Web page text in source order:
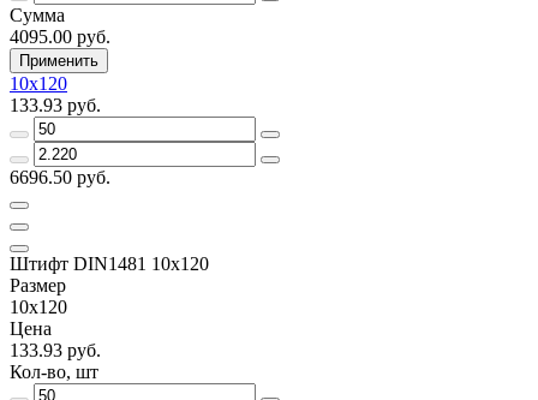
Сумма
4095.00 руб.
Применить
10х120
133.93 руб.
6696.50 руб.
Штифт DIN1481 10х120
Размер
10х120
Цена
133.93 руб.
Кол-во, шт